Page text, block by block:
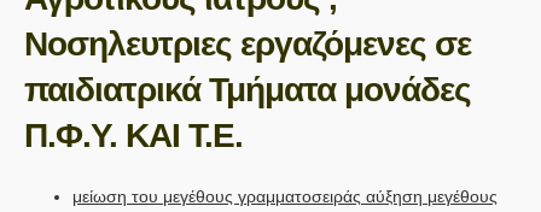
Νοσηλευτριες εργαζόμενες σε
παιδιατρικά Τμήματα μονάδες
Π.Φ.Υ. ΚΑΙ Τ.Ε.
μείωση του μεγέθους γραμματοσειράς αύξηση μεγέθους